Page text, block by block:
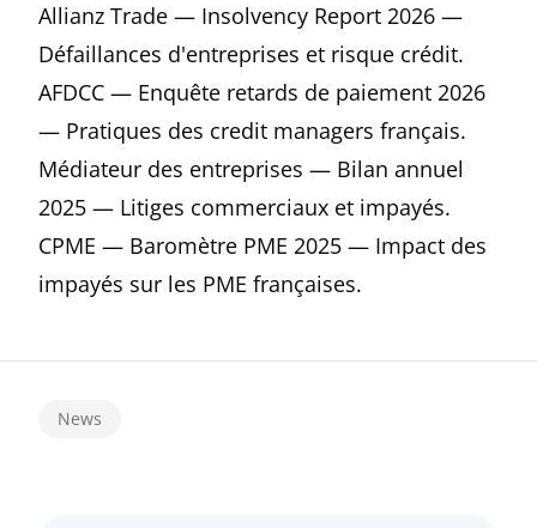
Allianz Trade — Insolvency Report 2026 —
Défaillances d'entreprises et risque crédit.
AFDCC — Enquête retards de paiement 2026
— Pratiques des credit managers français.
Médiateur des entreprises — Bilan annuel
2025 — Litiges commerciaux et impayés.
CPME — Baromètre PME 2025 — Impact des
impayés sur les PME françaises.
News